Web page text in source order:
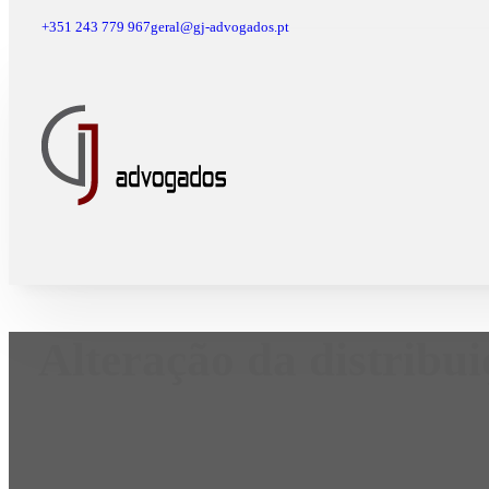
+351 243 779 967geral@gj-advogados.pt